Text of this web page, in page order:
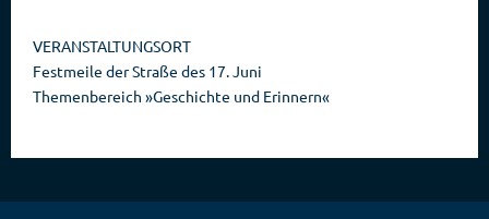
VERANSTALTUNGSORT
Festmeile der Straße des 17. Juni
Themenbereich »Geschichte und Erinnern«